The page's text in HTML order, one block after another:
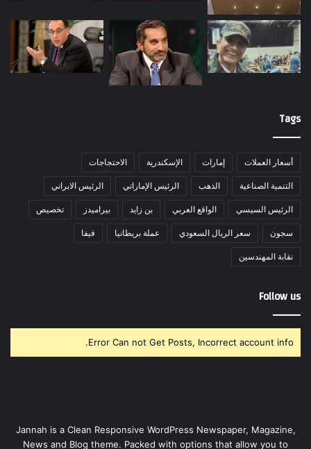
Tags
أسعار العملات إمارات الإسكندرية الاحتجاجات
التنمية الصناعية الذهب الرئيس الإماراتي الرئيس الابراني
الرئيس السيسي الواقع العربي بن زايد بيراميدز تخصيص
سجون سعر الريال السعودي عملة بريطانيا فيفا
نقابة المهندسين
Follow us
Error Can not Get Posts, Incorrect account info.
Jannah is a Clean Responsive WordPress Newspaper, Magazine,
News and Blog theme. Packed with options that allow you to